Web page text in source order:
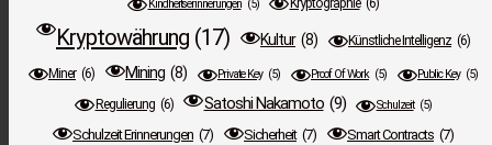
Kindheitserinnerungen (5) Kryptographie (6)
Kryptowährung (17) Kultur (8) Künstliche Intelligenz (6)
Miner (6) Mining (8) Private Key (5) Proof Of Work (5) Public Key (5)
Regulierung (6) Satoshi Nakamoto (9) Schulzeit (5)
Schulzeit Erinnerungen (7) Sicherheit (7) Smart Contracts (7)